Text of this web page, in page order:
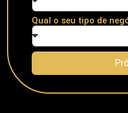
Qual o seu tipo de